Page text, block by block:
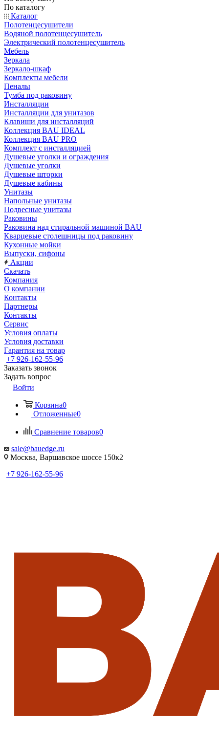
По каталогу
Каталог
Полотенцесушители
Водяной полотенцесушитель
Электрический полотенцесушитель
Мебель
Зеркала
Зеркало-шкаф
Комплекты мебели
Пеналы
Тумба под раковину
Инсталляции
Инсталляции для унитазов
Клавиши для инсталляций
Коллекция BAU IDEAL
Коллекция BAU PRO
Комплект с инсталляцией
Душевые уголки и ограждения
Душевые уголки
Душевые шторки
Душевые кабины
Унитазы
Напольные унитазы
Подвесные унитазы
Раковины
Раковина над стиральной машиной BAU
Кварцевые столешницы под раковину
Кухонные мойки
Выпуски, сифоны
Акции
Скачать
Компания
О компании
Контакты
Партнеры
Контакты
Сервис
Условия оплаты
Условия доставки
Гарантия на товар
+7 926-162-55-96
Заказать звонок
Задать вопрос
Войти
Корзина0
Отложенные0
Сравнение товаров0
sale@bauedge.ru
Москва, Варшавское шоссе 150к2
+7 926-162-55-96